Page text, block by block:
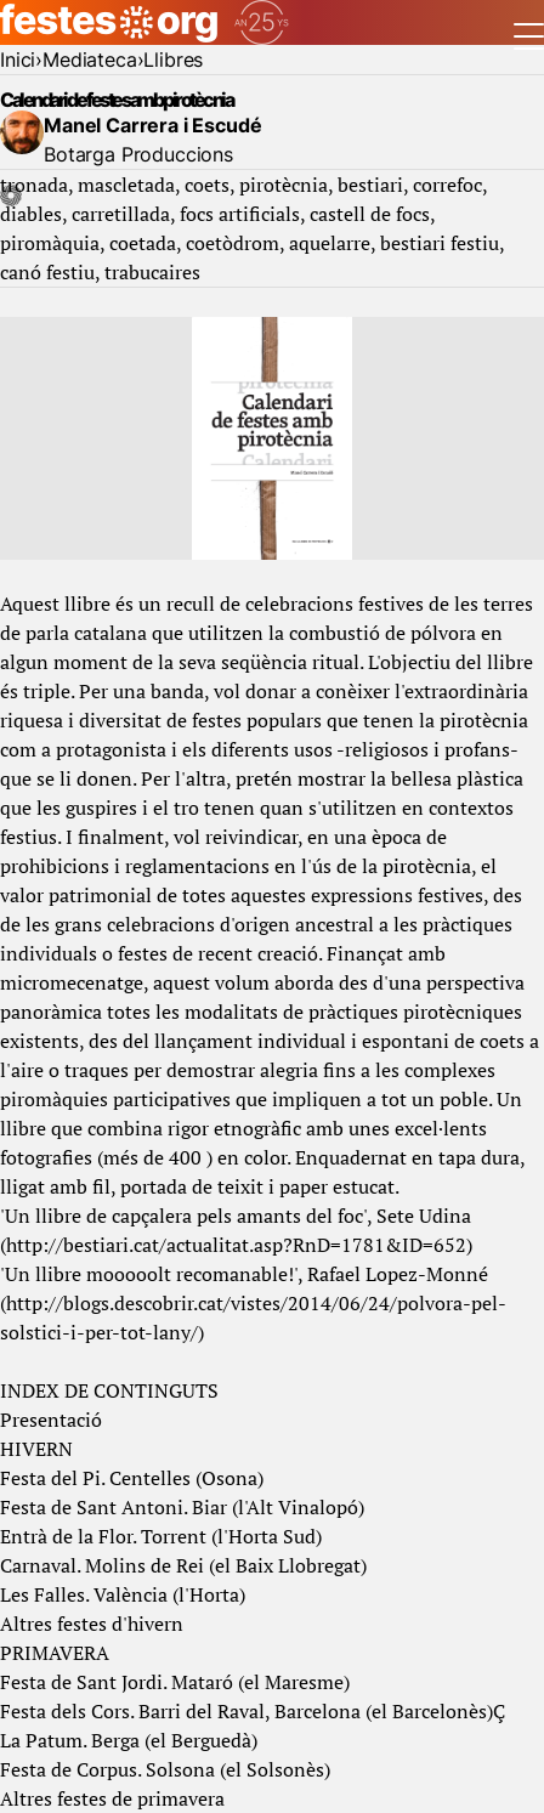
Inici Mediateca Llibres
Calendari de festes amb pirotècnia
Manel Carrera i Escudé
Botarga Produccions
tronada mascletada coets pirotècnia bestiari correfoc
diables carretillada focs artificials castell de focs
piromàquia coetada coetòdrom aquelarre bestiari festiu
canó festiu trabucaires
Aquest llibre és un recull de celebracions festives de les terres
de parla catalana que utilitzen la combustió de pólvora en
algun moment de la seva seqüència ritual. L'objectiu del llibre
és triple. Per una banda, vol donar a conèixer l'extraordinària
riquesa i diversitat de festes populars que tenen la pirotècnia
com a protagonista i els diferents usos -religiosos i profans-
que se li donen. Per l'altra, pretén mostrar la bellesa plàstica
que les guspires i el tro tenen quan s'utilitzen en contextos
festius. I finalment, vol reivindicar, en una època de
prohibicions i reglamentacions en l'ús de la pirotècnia, el
valor patrimonial de totes aquestes expressions festives, des
de les grans celebracions d'origen ancestral a les pràctiques
individuals o festes de recent creació. Finançat amb
micromecenatge, aquest volum aborda des d'una perspectiva
panoràmica totes les modalitats de pràctiques pirotècniques
existents, des del llançament individual i espontani de coets a
l'aire o traques per demostrar alegria fins a les complexes
piromàquies participatives que impliquen a tot un poble. Un
llibre que combina rigor etnogràfic amb unes excel·lents
fotografies (més de 400 ) en color. Enquadernat en tapa dura,
lligat amb fil, portada de teixit i paper estucat.
'Un llibre de capçalera pels amants del foc', Sete Udina
(http://bestiari.cat/actualitat.asp?RnD=1781&ID=652)
'Un llibre mooooolt recomanable!', Rafael Lopez-Monné
(http://blogs.descobrir.cat/vistes/2014/06/24/polvora-pel-
solstici-i-per-tot-lany/)
INDEX DE CONTINGUTS
Presentació
HIVERN
Festa del Pi. Centelles (Osona)
Festa de Sant Antoni. Biar (l'Alt Vinalopó)
Entrà de la Flor. Torrent (l'Horta Sud)
Carnaval. Molins de Rei (el Baix Llobregat)
Les Falles. València (l'Horta)
Altres festes d'hivern
PRIMAVERA
Festa de Sant Jordi. Mataró (el Maresme)
Festa dels Cors. Barri del Raval, Barcelona (el Barcelonès)Ç
La Patum. Berga (el Berguedà)
Festa de Corpus. Solsona (el Solsonès)
Altres festes de primavera